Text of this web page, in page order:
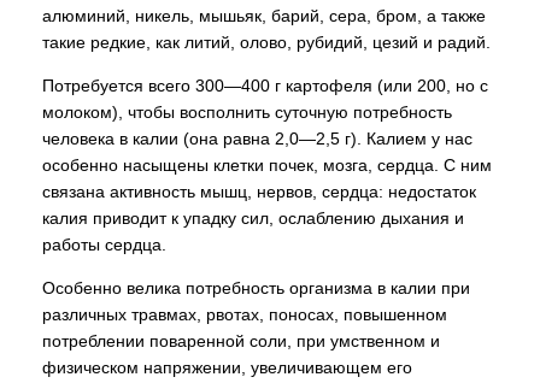
алюминий, никель, мышьяк, барий, сера, бром, а также
такие редкие, как литий, олово, рубидий, цезий и радий.
Потребуется всего 300—400 г картофеля (или 200, но с
молоком), чтобы восполнить суточную потребность
человека в калии (она равна 2,0—2,5 г). Калием у нас
особенно насыщены клетки почек, мозга, сердца. С ним
связана активность мышц, нервов, сердца: недостаток
калия приводит к упадку сил, ослаблению дыхания и
работы сердца.
Особенно велика потребность организма в калии при
различных травмах, рвотах, поносах, повышенном
потреблении поваренной соли, при умственном и
физическом напряжении, увеличивающем его